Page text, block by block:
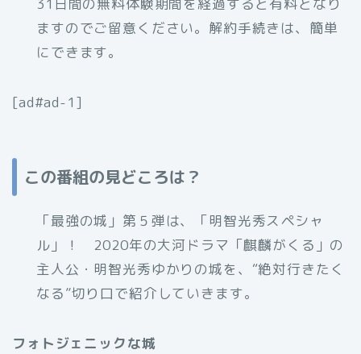
ますのでご留意ください。解約手続きは、簡単
にできます。
[ad#ad-1]
この番組の見どころは？
「最強の城」第５弾は、「明智光秀スペシャ
ル」！ 2020年の大河ドラマ「麒麟がくる」の
主人公・明智光秀ゆかりの城を、“絶対行きたく
なる”切り口で紹介していきます。
フォトジェニックな城